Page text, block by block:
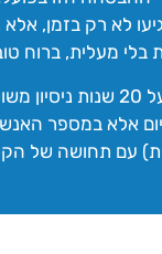
לא רק בזמן,
מעלית, ברוח
ביחד, הם מביאים מעל 20
אלא במספר
עם תחושה של